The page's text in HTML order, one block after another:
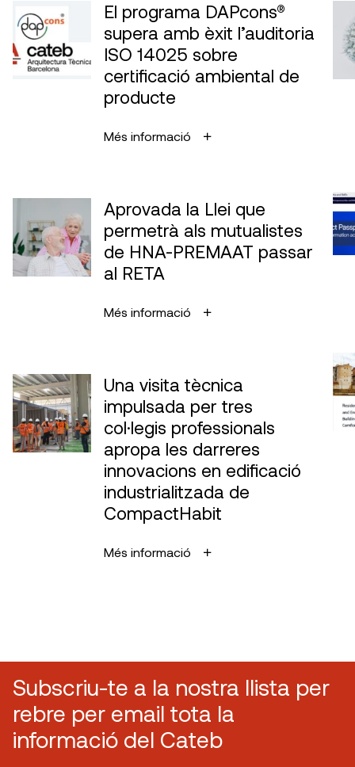
El programa DAPcons®
supera amb èxit l’auditoria
ISO 14025 sobre
certificació ambiental de
producte
Més informació
Aprovada la Llei que
permetrà als mutualistes
de HNA-PREMAAT passar
al RETA
Més informació
Una visita tècnica
impulsada per tres
col·legis professionals
apropa les darreres
innovacions en edificació
industrialitzada de
CompactHabit
Més informació
Subscriu-te a la nostra llista per
rebre per email tota la
informació del Cateb